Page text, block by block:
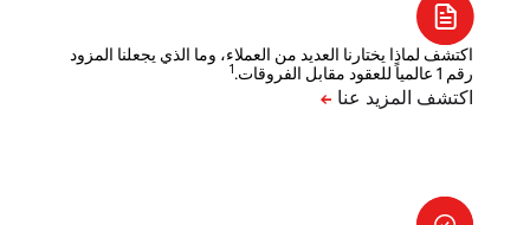
اكتشف لماذا يختارنا العديد من العملاء، وما الذي يجعلنا المزود
رقم 1 عالمياً للعقود مقابل الفروقات.
1